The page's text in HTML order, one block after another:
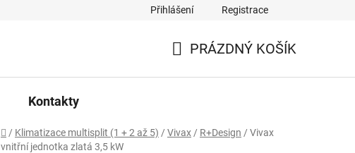
Přihlášení Registrace
PRÁZDNÝ KOŠÍK
Kontakty
Domů
/ Klimatizace multisplit (1 + 2 až 5) / Vivax / R+Design / Vivax
vnitřní jednotka zlatá 3,5 kW